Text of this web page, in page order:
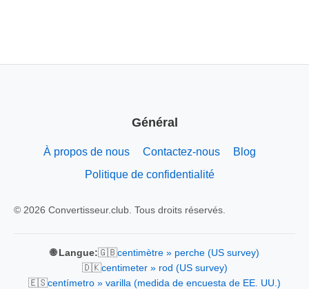
Général
À propos de nous Contactez-nous
Blog
Politique de confidentialité
© 2026 Convertisseur.club. Tous droits réservés.
🌐 Langue:🇬🇧centimètre » perche (US survey)
🇩🇰centimeter » rod (US survey)
🇪🇸centímetro » varilla (medida de encuesta de EE. UU.)